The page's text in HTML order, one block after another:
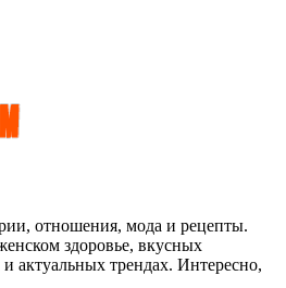
отношения, мода и рецепты.
здоровье, вкусных
актуальных трендах. Интересно,